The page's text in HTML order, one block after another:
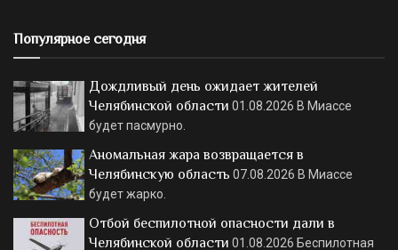
Популярное сегодня
Дождливый день ожидает жителей
Челябинской области 01.08.2026 В Миассе
будет пасмурно.
Аномальная жара возвращается в
Челябинскую область 07.08.2026 В Миассе
будет жарко.
Отбой беспилотной опасности дали в
Челябинской области 01.08.2026 Беспилотная